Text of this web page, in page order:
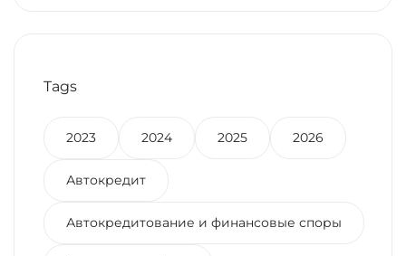
Tags
2023 2024 2025 2026
Автокредит
Автокредитование и финансовые споры